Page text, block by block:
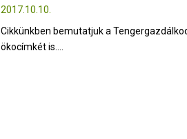
2017.10.10.
Cikkünkben bemutatjuk a
ökocímkét is....